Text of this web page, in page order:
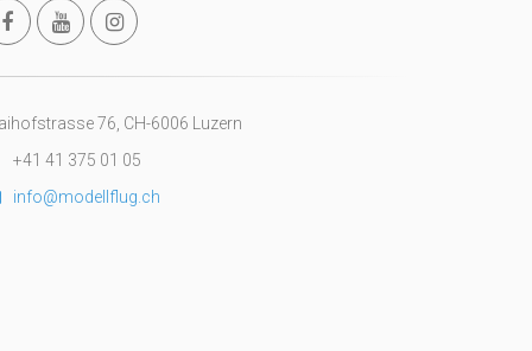
76, CH-6006 Luzern
+41 41 375 01 05
info@modellflug.ch